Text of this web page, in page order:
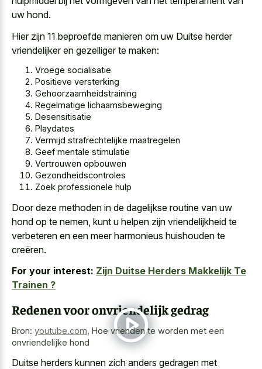
uw hond.
Hier zijn 11 beproefde manieren om uw Duitse herder
vriendelijker en gezelliger te maken:
Vroege socialisatie
Positieve versterking
Gehoorzaamheidstraining
Regelmatige lichaamsbeweging
Desensitisatie
Playdates
Vermijd strafrechtelijke maatregelen
Geef mentale stimulatie
Vertrouwen opbouwen
Gezondheidscontroles
Zoek professionele hulp
Doordeze methoden in de dagelijkse routine van uw
hond op te nemen, kunt u helpen zijn vriendelijkheid te
verbeteren en een meer harmonieus huishouden te
creëren.
For your interest: Zijn Duitse Herders Makkelijk Te
Trainen ?
Redenen voor onvriendelijk gedrag
Bron: youtube.com Hoe vrienden te worden met een
onvriendelijke hond
Duitse herders kunnen zich anders gedragen met